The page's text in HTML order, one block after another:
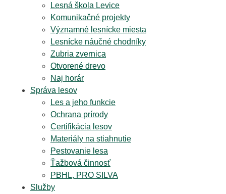
Lesná škola Levice
Komunikačné projekty
Významné lesnícke miesta
Lesnícke náučné chodníky
Zubria zvernica
Otvorené drevo
Naj horár
Správa lesov
Les a jeho funkcie
Ochrana prírody
Certifikácia lesov
Materiály na stiahnutie
Pestovanie lesa
Ťažbová činnosť
PBHL, PRO SILVA
Služby